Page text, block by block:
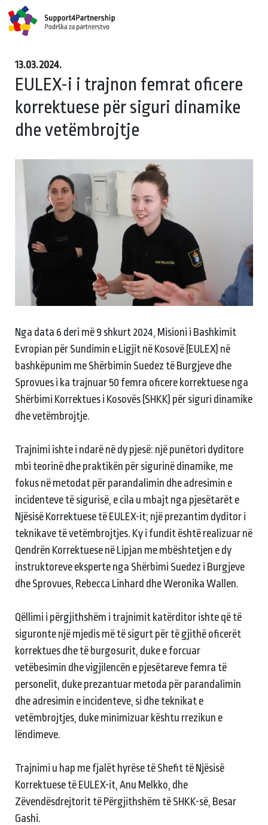
13.03.2024.
EULEX-i i trajnon femrat oficere
korrektuese për siguri dinamike
dhe vetëmbrojtje
Nga data 6 deri më 9 shkurt 2024, Misioni i Bashkimit
Evropian për Sundimin e Ligjit në Kosovë (EULEX) në
bashkëpunim me Shërbimin Suedez të Burgjeve dhe
Sprovues i ka trajnuar 50 femra oficere korrektuese nga
Shërbimi Korrektues i Kosovës (SHKK) për siguri dinamike
dhe vetëmbrojtje.
Trajnimi ishte i ndarë në dy pjesë: një punëtori dyditore
mbi teorinë dhe praktikën për sigurinë dinamike, me
fokus në metodat për parandalimin dhe adresimin e
incidenteve të sigurisë, e cila u mbajt nga pjesëtarët e
Njësisë Korrektuese të EULEX-it; një prezantim dyditor i
teknikave të vetëmbrojtjes. Ky i fundit është realizuar në
Qendrën Korrektuese në Lipjan me mbështetjen e dy
instruktoreve eksperte nga Shërbimi Suedez i Burgjeve
dhe Sprovues, Rebecca Linhard dhe Weronika Wallen.
Qëllimi i përgjithshëm i trajnimit katërditor ishte që të
siguronte një mjedis më të sigurt për të gjithë oficerët
korrektues dhe të burgosurit, duke e forcuar
vetëbesimin dhe vigjilencën e pjesëtareve femra të
personelit, duke prezantuar metoda për parandalimin
dhe adresimin e incidenteve, si dhe teknikat e
vetëmbrojtjes, duke minimizuar kështu rrezikun e
lëndimeve.
Trajnimi u hap me fjalët hyrëse të Shefit të Njësisë
Korrektuese të EULEX-it, Anu Melkko, dhe
Zëvendësdrejtorit të Përgjithshëm të SHKK-së, Besar
Gashi.